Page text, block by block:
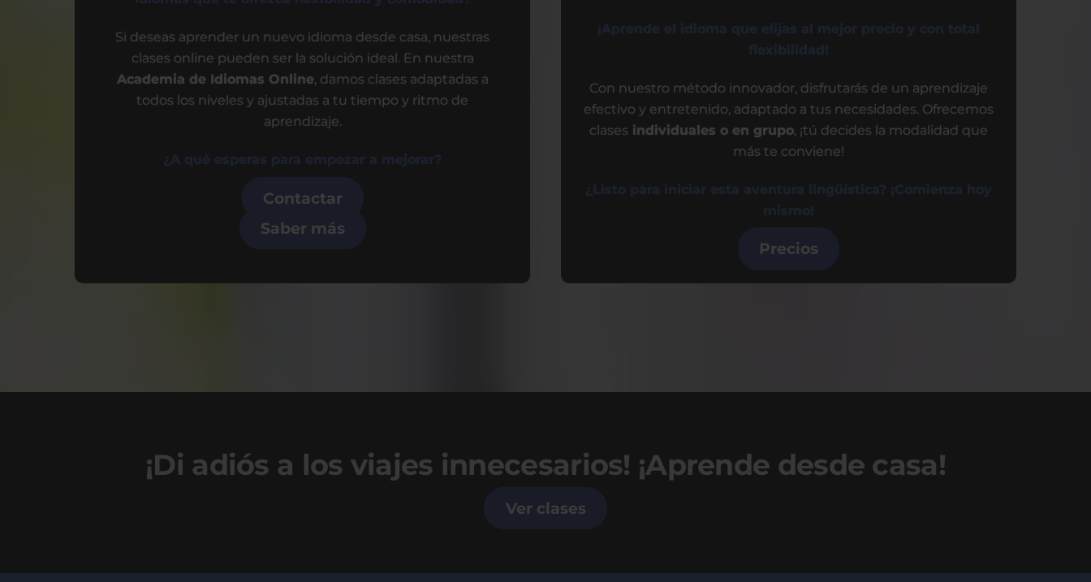
Si deseas aprender un nuevo idioma desde casa, nuestras
clases online pueden ser la solución ideal. En nuestra
Academia de Idiomas Online, damos clases adaptadas a
todos los niveles y ajustadas a tu tiempo y ritmo de
aprendizaje.
¿A qué esperas para empezar a mejorar?
Contactar
Saber más
¡Aprende el idioma que elijas al mejor precio y con total
flexibilidad!
Con nuestro método innovador, disfrutarás de un aprendizaje
efectivo y entretenido, adaptado a tus necesidades. Ofrecemos
clases individuales o en grupo, ¡tú decides la modalidad que
más te conviene!
¿Listo para iniciar esta aventura lingüística? ¡Comienza hoy
mismo!
Precios
¡Di adiós a los viajes innecesarios! ¡Aprende desde casa!
Ver clases